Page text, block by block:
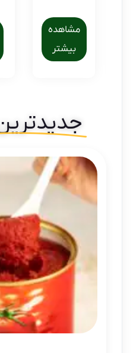
مشاهده
بیشتر